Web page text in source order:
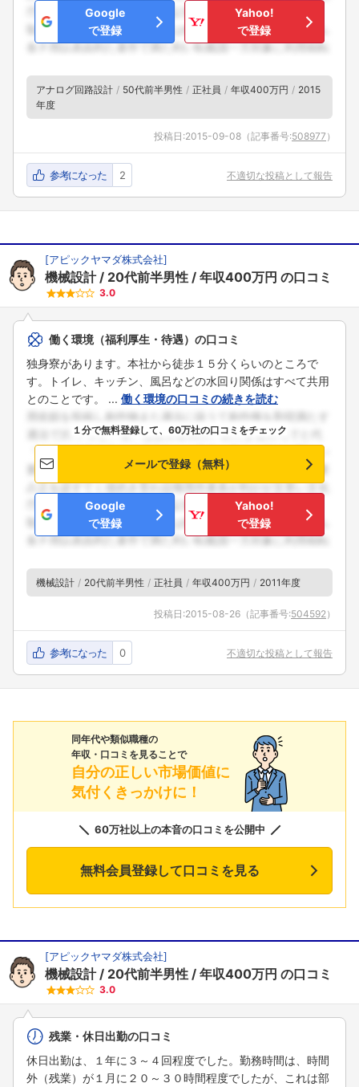
Google
で登録
Yahoo!
で登録
アナログ回路設計 50代前半男性 正社員 年収400万円
2015
年度
投稿日:2015-09-08 （記事番号:508977 ）
参考になった 2 不適切な投稿として報告
[アピックヤマダ株式会社]
機械設計 20代前半男性 年収400万円 の口コミ
3.0
働く環境（福利厚生・待遇）の口コミ
独身寮があります。本社から徒歩１５分くらいのところで
す。トイレ、キッチン、風呂などの水回り関係はすべて共用
とのことです。 ... 働く環境の口コミの続きを読む
１分で無料登録して、60万社の口コミをチェック
メールで登録（無料）
Google
で登録
Yahoo!
で登録
機械設計 20代前半男性 正社員 年収400万円 2011年度
投稿日:2015-08-26 （記事番号:504592 ）
参考になった 0 不適切な投稿として報告
同年代や類似職種の
年収・口コミを見ることで
自分の正しい市場価値に
気付くきっかけに！
60万社以上の本音の口コミを公開中
無料会員登録して口コミを見る
[アピックヤマダ株式会社]
機械設計 20代前半男性 年収400万円 の口コミ
3.0
残業・休日出勤の口コミ
休日出勤は、１年に３～４回程度でした。勤務時間は、時間
外（残業）が１月に２０～３０時間程度でしたが、これは部